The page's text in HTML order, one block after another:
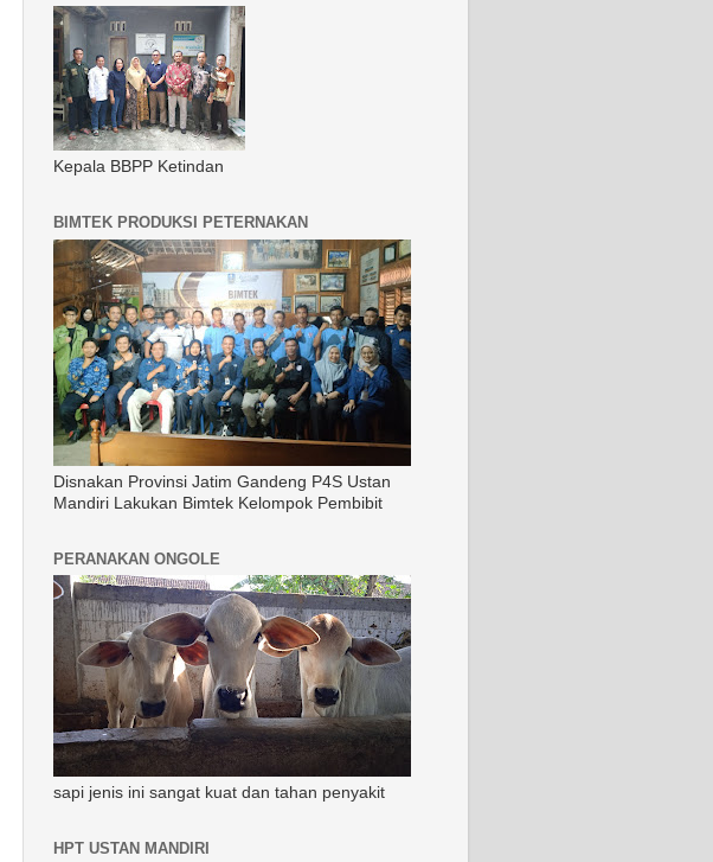
Kepala BBPP Ketindan
BIMTEK PRODUKSI PETERNAKAN
Disnakan Provinsi Jatim Gandeng P4S Ustan
Mandiri Lakukan Bimtek Kelompok Pembibit
PERANAKAN ONGOLE
sapi jenis ini sangat kuat dan tahan penyakit
HPT USTAN MANDIRI